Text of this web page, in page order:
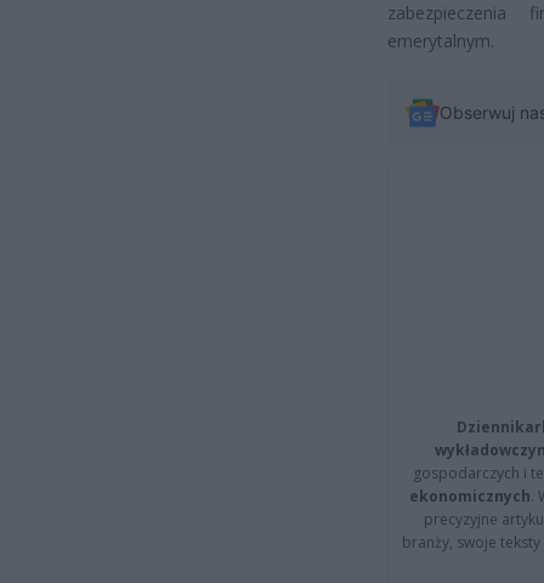
zabezpieczenia
emerytalnym.
Obserwuj
gospodarczych i
ekonomicznych.
precyzyjne
branży, swoje